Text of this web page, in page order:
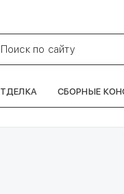
Поиск по сайту
СБОРНЫЕ